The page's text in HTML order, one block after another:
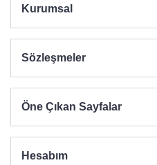
Kurumsal
Sözleşmeler
Öne Çıkan Sayfalar
Hesabım